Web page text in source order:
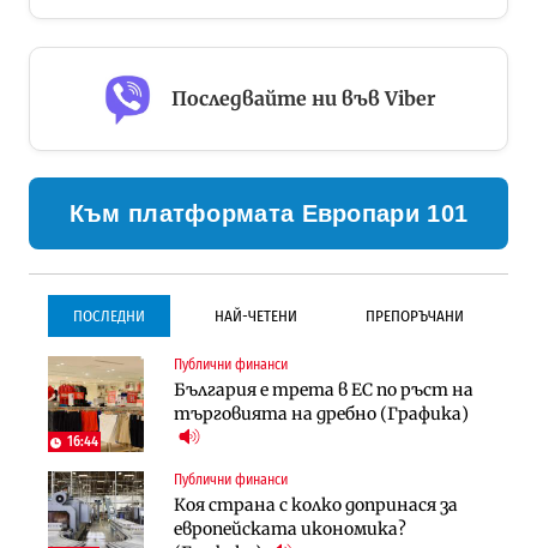
Последвайте ни във Viber
Към платформата Европари 101
ПОСЛЕДНИ НАЙ-ЧЕТЕНИ ПРЕПОРЪЧАНИ
16:44
Публични финанси
България е трета в ЕС по ръст на
търговията на дребно (Графика)
Публични финанси
Коя страна с колко допринася за
европейската икономика?
Инфраструктура
Проектирането на тунела под
Петрохан ще върви паралелно с
екологичните оценки
Градоустройство
Столична община избра
изпълнител за преместването на
Инфраструктура
Проектирането на тунела под
Петрохан ще върви паралелно с
екологичните оценки
Компании
„Хювефарма“ подписа договор за
придобиване на Euroapi Italy